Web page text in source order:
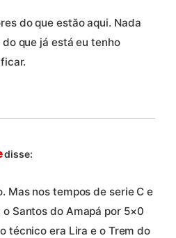
do que estão aqui. Nada
que já está eu tenho
disse:
Mas nos tempos de serie C e
o Santos do Amapá por 5×0
técnico era Lira e o Trem do